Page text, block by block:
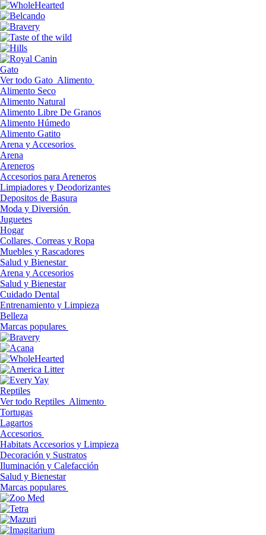
Gato
Ver todo Gato Alimento
Alimento Seco
Alimento Natural
Alimento Libre De Granos
Alimento Húmedo
Alimento Gatito
Arena y Accesorios
Arena
Areneros
Accesorios para Areneros
Limpiadores y Deodorizantes
Depositos de Basura
Moda y Diversión
Juguetes
Hogar
Collares, Correas y Ropa
Muebles y Rascadores
Salud y Bienestar
Arena y Accesorios
Salud y Bienestar
Cuidado Dental
Entrenamiento y Limpieza
Belleza
Marcas populares
Reptiles
Ver todo Reptiles Alimento
Tortugas
Lagartos
Accesorios
Habitats Accesorios y Limpieza
Decoración y Sustratos
Iluminación y Calefacción
Salud y Bienestar
Marcas populares